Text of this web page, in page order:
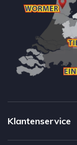
Klantenservice